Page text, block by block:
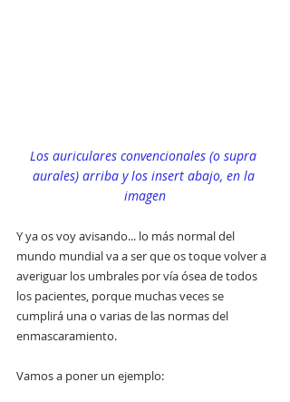
Los auriculares convencionales (o supra
aurales) arriba y los insert abajo, en la
imagen
Y ya os voy avisando... lo más normal del
mundo mundial va a ser que os toque volver a
averiguar los umbrales por vía ósea de todos
los pacientes, porque muchas veces se
cumplirá una o varias de las normas del
enmascaramiento.
Vamos a poner un ejemplo: